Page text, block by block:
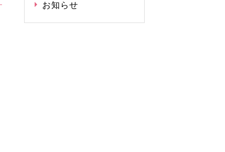
お知らせ